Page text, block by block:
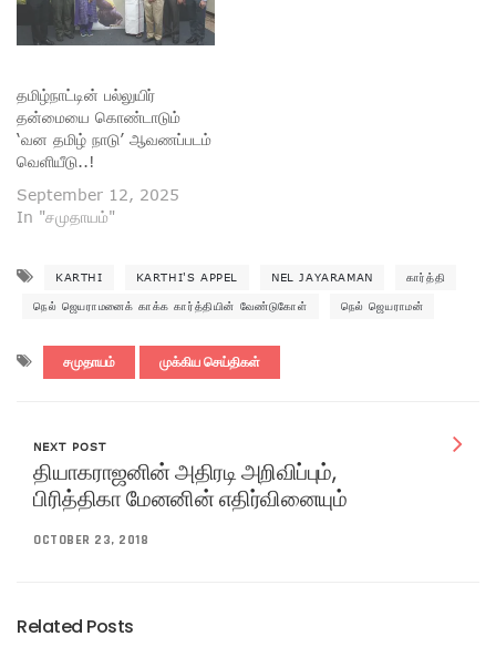
தமிழ்நாட்டின் பல்லுயிர்
தன்மையை கொண்டாடும்
‘வன தமிழ் நாடு’ ஆவணப்படம்
வெளியீடு..!
September 12, 2025
In "சமுதாயம்"
KARTHI KARTHI'S APPEL NEL JAYARAMAN கார்த்தி
நெல் ஜெயராமனைக் காக்க கார்த்தியின் வேண்டுகோள் நெல் ஜெயராமன்
சமுதாயம் முக்கிய செய்திகள்
NEXT POST
தியாகராஜனின் அதிரடி அறிவிப்பும்,
பிரித்திகா மேனனின் எதிர்வினையும்
OCTOBER 23, 2018
Related Posts